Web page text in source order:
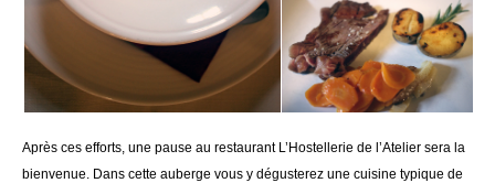
Après ces efforts, une pause au restaurant L’Hostellerie de l’Atelier sera la
bienvenue. Dans cette auberge vous y dégusterez une cuisine typique de